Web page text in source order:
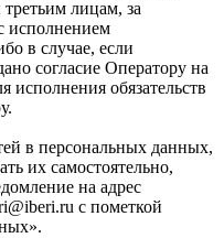
лицам, за
исполнением
в случае, если
согласие Оператору на
исполнения обязательств
в персональных данных,
их самостоятельно,
на адрес
с пометкой